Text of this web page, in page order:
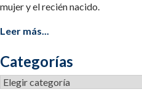
mujer y el recién nacido.
Leer más...
Categorías
Categorías